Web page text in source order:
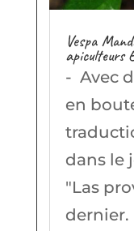
Vespa
apiculteurs
- Avec
en
dans le
"Las
dernier.